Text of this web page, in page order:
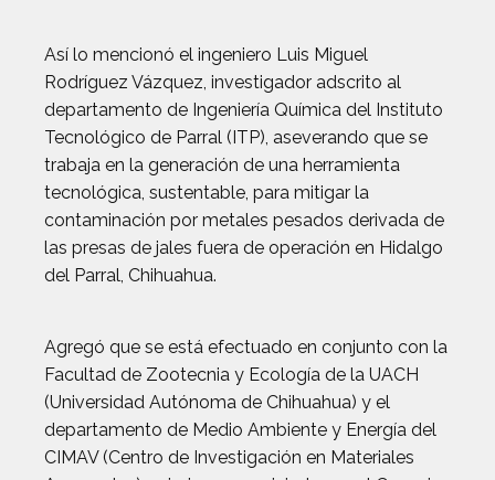
Así lo mencionó el ingeniero Luis Miguel
Rodríguez Vázquez, investigador adscrito al
departamento de Ingeniería Química del Instituto
Tecnológico de Parral (ITP), aseverando que se
trabaja en la generación de una herramienta
tecnológica, sustentable, para mitigar la
contaminación por metales pesados derivada de
las presas de jales fuera de operación en Hidalgo
del Parral, Chihuahua.
Agregó que se está efectuado en conjunto con la
Facultad de Zootecnia y Ecología de la UACH
(Universidad Autónoma de Chihuahua) y el
departamento de Medio Ambiente y Energía del
CIMAV (Centro de Investigación en Materiales